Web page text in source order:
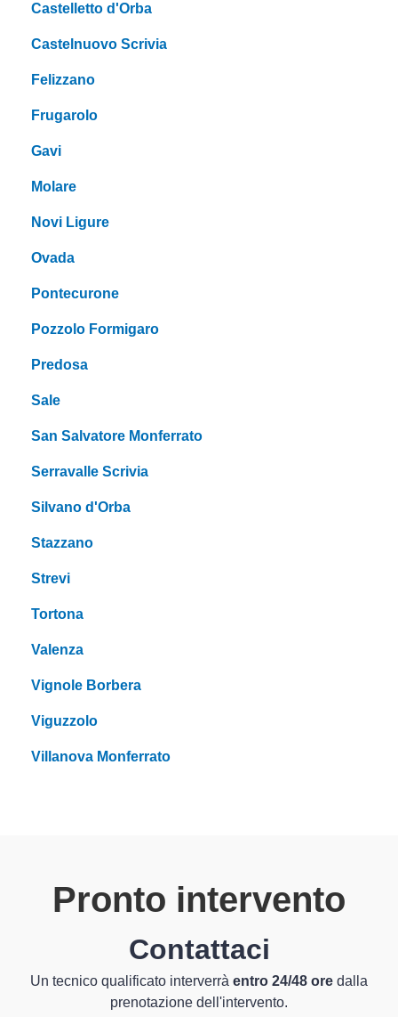
Castelletto d'Orba
Castelnuovo Scrivia
Felizzano
Frugarolo
Gavi
Molare
Novi Ligure
Ovada
Pontecurone
Pozzolo Formigaro
Predosa
Sale
San Salvatore Monferrato
Serravalle Scrivia
Silvano d'Orba
Stazzano
Strevi
Tortona
Valenza
Vignole Borbera
Viguzzolo
Villanova Monferrato
Pronto intervento
Contattaci
Un tecnico qualificato interverrà entro 24/48 ore dalla
prenotazione dell'intervento.